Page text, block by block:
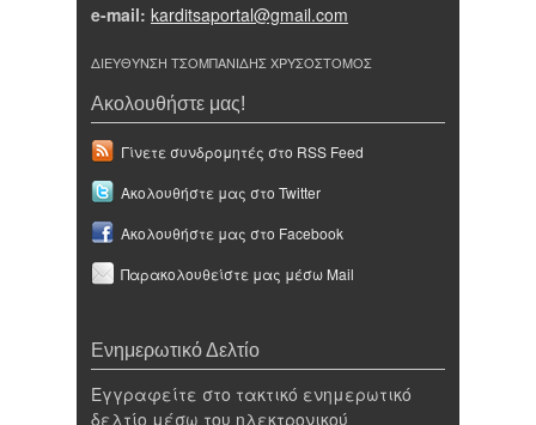
e-mail: karditsaportal@gmail.com
ΔΙΕΥΘΥΝΣΗ ΤΣΟΜΠΑΝΙΔΗΣ ΧΡΥΣΟΣΤΟΜΟΣ
Ακολουθήστε μας!
Γίνετε συνδρομητές στο RSS Feed
Ακολουθήστε μας στο Twitter
Ακολουθήστε μας στο Facebook
Παρακολουθείστε μας μέσω Mail
Ενημερωτικό Δελτίο
Εγγραφείτε στο τακτικό ενημερωτικό
δελτίο μέσω του ηλεκτρονικού